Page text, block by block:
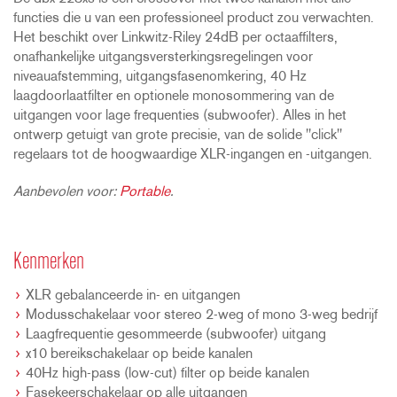
functies die u van een professioneel product zou verwachten.
Het beschikt over Linkwitz-Riley 24dB per octaaffilters,
onafhankelijke uitgangsversterkingsregelingen voor
niveauafstemming, uitgangsfasenomkering, 40 Hz
laagdoorlaatfilter en optionele monosommering van de
uitgangen voor lage frequenties (subwoofer). Alles in het
ontwerp getuigt van grote precisie, van de solide "click"
regelaars tot de hoogwaardige XLR-ingangen en -uitgangen.
Aanbevolen voor: Portable.
Kenmerken
XLR gebalanceerde in- en uitgangen
Modusschakelaar voor stereo 2-weg of mono 3-weg bedrijf
Laagfrequentie gesommeerde (subwoofer) uitgang
x10 bereikschakelaar op beide kanalen
40Hz high-pass (low-cut) filter op beide kanalen
Fasekeerschakelaar op alle uitgangen